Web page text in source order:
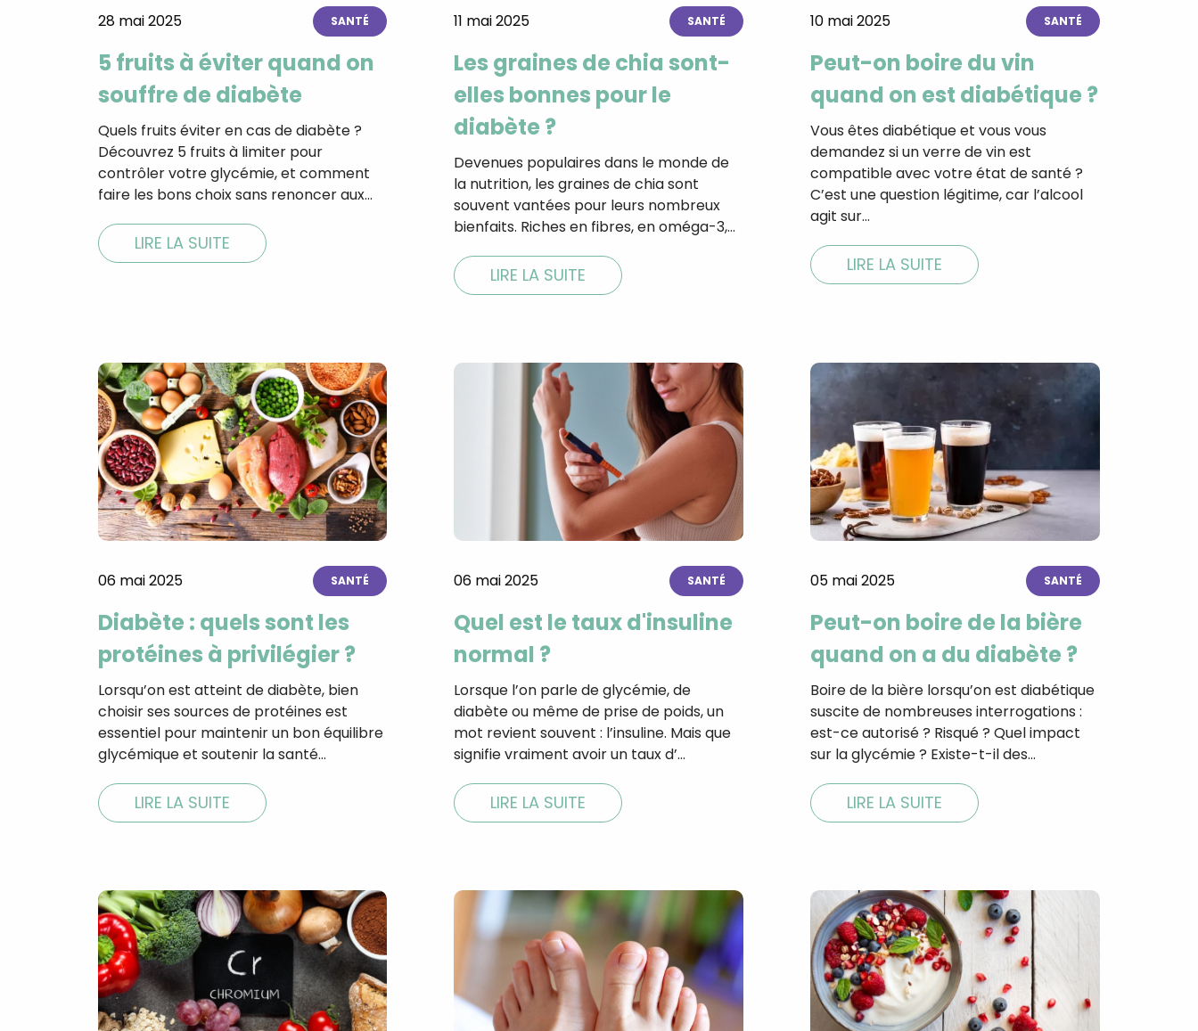
28 mai 2025 SANTÉ
5 fruits à éviter quand on
souffre de diabète
Quels fruits éviter en cas de diabète ?
Découvrez 5 fruits à limiter pour
contrôler votre glycémie, et comment
faire les bons choix sans renoncer aux…
LIRE LA SUITE
11 mai 2025 SANTÉ
Les graines de chia sont-
elles bonnes pour le
diabète ?
Devenues populaires dans le monde de
la nutrition, les graines de chia sont
souvent vantées pour leurs nombreux
bienfaits. Riches en fibres, en oméga-3,…
LIRE LA SUITE
10 mai 2025 SANTÉ
Peut-on boire du vin
quand on est diabétique ?
Vous êtes diabétique et vous vous
demandez si un verre de vin est
compatible avec votre état de santé ?
C’est une question légitime, car l’alcool
agit sur…
LIRE LA SUITE
06 mai 2025 SANTÉ
Diabète : quels sont les
protéines à privilégier ?
Lorsqu’on est atteint de diabète, bien
choisir ses sources de protéines est
essentiel pour maintenir un bon équilibre
glycémique et soutenir la santé…
LIRE LA SUITE
06 mai 2025 SANTÉ
Quel est le taux d'insuline
normal ?
Lorsque l’on parle de glycémie, de
diabète ou même de prise de poids, un
mot revient souvent : l’insuline. Mais que
signifie vraiment avoir un taux d’…
LIRE LA SUITE
05 mai 2025 SANTÉ
Peut-on boire de la bière
quand on a du diabète ?
Boire de la bière lorsqu’on est diabétique
suscite de nombreuses interrogations :
est-ce autorisé ? Risqué ? Quel impact
sur la glycémie ? Existe-t-il des…
LIRE LA SUITE
Ainsi que la newsletter promotionnelle de
Prisma Players analyse le taux d'ouverture
des courriels pour mesurer et optimiser les
performances des campagnes. Nous
pourrons savoir si vous ouvrez les courriels,
l'heure à laquelle vous le faites ainsi que
des informations sur le terminal que vous
utilisez. Pour en savoir plus sur ces traceurs,
voir notre
Je reçois mon cadeau !
désabonnement intégré dans la newsletter. Pour en savoir plus et
exercer vos droits, prenez connaissance de notre
Confidentialité